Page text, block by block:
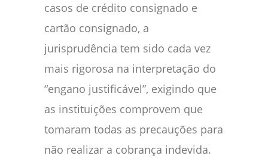
casos de crédito consignado e
cartão consignado, a
jurisprudência tem sido cada vez
mais rigorosa na interpretação do
“engano justificável”, exigindo que
as instituições comprovem que
tomaram todas as precauções para
não realizar a cobrança indevida.